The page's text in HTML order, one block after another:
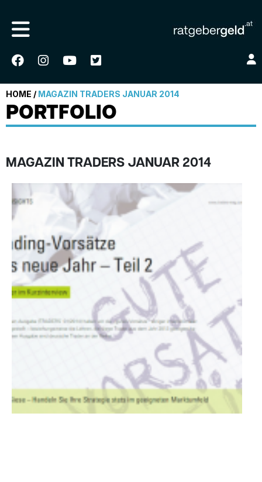
HOME / MAGAZIN TRADERS JANUAR 2014
PORTFOLIO
MAGAZIN TRADERS JANUAR 2014